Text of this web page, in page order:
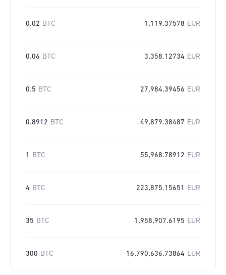
0.02 BTC 1,119.37578 EUR
0.06 BTC 3,358.12734 EUR
0.5 BTC 27,984.39456 EUR
0.8912 BTC 49,879.38487 EUR
1 BTC 55,968.78912 EUR
4 BTC 223,875.15651 EUR
35 BTC 1,958,907.6195 EUR
300 BTC 16,790,636.73864 EUR